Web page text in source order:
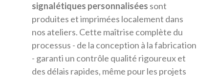
signalétiques personnalisées sont
produites et imprimées localement dans
nos ateliers. Cette maîtrise complète du
processus - de la conception à la fabrication
- garanti un contrôle qualité rigoureux et
des délais rapides, même pour les projets